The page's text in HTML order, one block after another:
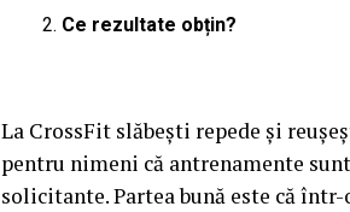
Ce rezultate obțin?
La CrossFit slăbești repede și
pentru nimeni că antrenamente
solicitante. Partea bună este că